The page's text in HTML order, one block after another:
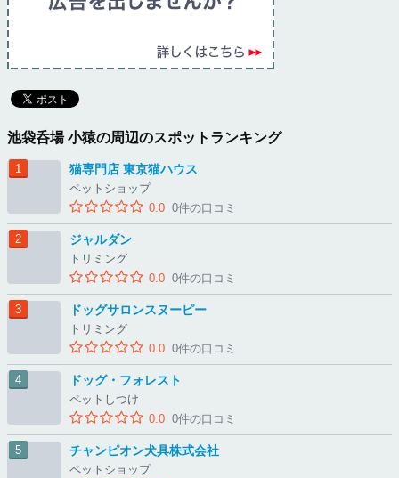
池袋呑場 小猿の周辺のスポットランキング
猫専門店 東京猫ハウス
ペットショップ
0.0 0件の口コミ
ジャルダン
トリミング
0.0 0件の口コミ
ドッグサロンスヌーピー
トリミング
0.0 0件の口コミ
ドッグ・フォレスト
ペットしつけ
0.0 0件の口コミ
チャンピオン犬具株式会社
ペットショップ